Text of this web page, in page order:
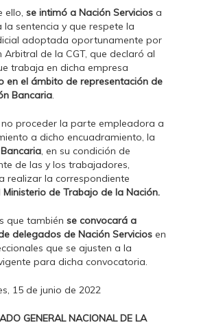
ello, se intimó a Nación Servicios a
la sentencia y que respete la
adoptada oportunamente por
Arbitral de la CGT, que declaró al
trabaja en dicha empresa
en el ámbito de representación de
Bancaria.
no proceder la parte empleadora a
a dicho encuadramiento, la
, en su condición de
de las y los trabajadores,
realizar la correspondiente
Ministerio de Trabajo de la Nación.
que también se convocará a
delegados de Nación Servicios en
que se ajusten a la
para dicha convocatoria.
15 de junio de 2022
GENERAL NACIONAL DE LA